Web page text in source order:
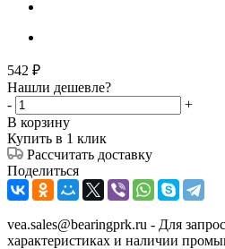
542 ₽
Нашли дешевле?
-
+
В корзину
Купить в 1 клик
Рассчитать доставку
Поделиться
vea.sales@bearingprk.ru - Для
характеристиках и наличии